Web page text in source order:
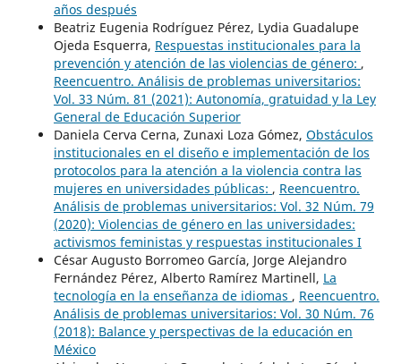
años después
Beatriz Eugenia Rodríguez Pérez, Lydia Guadalupe
Ojeda Esquerra, Respuestas institucionales para la
prevención y atención de las violencias de género: ,
Reencuentro. Análisis de problemas universitarios:
Vol. 33 Núm. 81 (2021): Autonomía, gratuidad y la Ley
General de Educación Superior
Daniela Cerva Cerna, Zunaxi Loza Gómez, Obstáculos
institucionales en el diseño e implementación de los
protocolos para la atención a la violencia contra las
mujeres en universidades públicas: , Reencuentro.
Análisis de problemas universitarios: Vol. 32 Núm. 79
(2020): Violencias de género en las universidades:
activismos feministas y respuestas institucionales I
César Augusto Borromeo García, Jorge Alejandro
Fernández Pérez, Alberto Ramírez Martinell, La
tecnología en la enseñanza de idiomas , Reencuentro.
Análisis de problemas universitarios: Vol. 30 Núm. 76
(2018): Balance y perspectivas de la educación en
México